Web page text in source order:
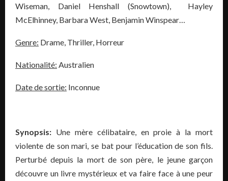
Wiseman, Daniel Henshall (Snowtown), Hayley
McElhinney, Barbara West, Benjamin Winspear…
Genre: Drame, Thriller, Horreur
Nationalité: Australien
Date de sortie: Inconnue
Synopsis: Une mère célibataire, en proie à la mort
violente de son mari, se bat pour l’éducation de son fils.
Perturbé depuis la mort de son père, le jeune garçon
découvre un livre mystérieux et va faire face à une peur